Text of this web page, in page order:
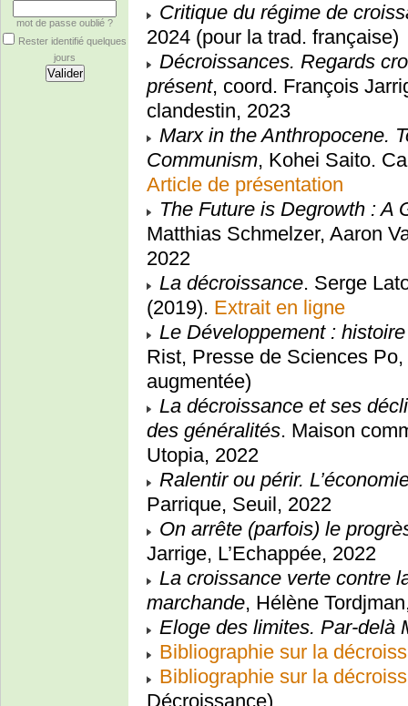
mot de passe oublié ?
Rester identifié quelques
jours
Critique du régime de
2024 (pour la trad. française)
Décroissances. Regards
présent, coord. François
clandestin, 2023
Marx in the Anthropocene.
Communism, Kohei Saito.
Article de présentation
The Future is Degrowth : A
Matthias Schmelzer, Aaron
2022
La décroissance. Serge
(2019). Extrait en ligne
Le Développement :
Rist, Presse de Sciences
augmentée)
La décroissance et ses
des généralités. Maison
Utopia, 2022
Ralentir ou périr.
Parrique, Seuil, 2022
On arrête (parfois) le
Jarrige, L’Echappée, 2022
La croissance verte contre
marchande, Hélène
Eloge des limites. Par-delà
Bibliographie sur la
Bibliographie sur la
Décroissance)